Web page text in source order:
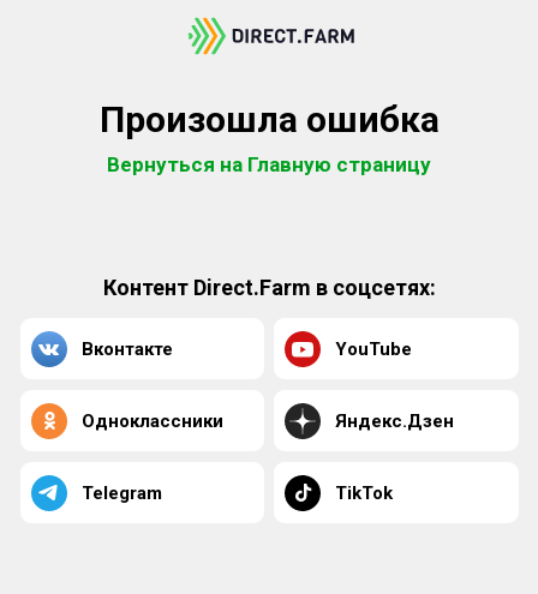
Произошла ошибка
Вернуться на Главную страницу
Контент Direct.Farm в соцсетях:
Вконтакте YouTube
Одноклассники Яндекс.Дзен
Telegram TikTok